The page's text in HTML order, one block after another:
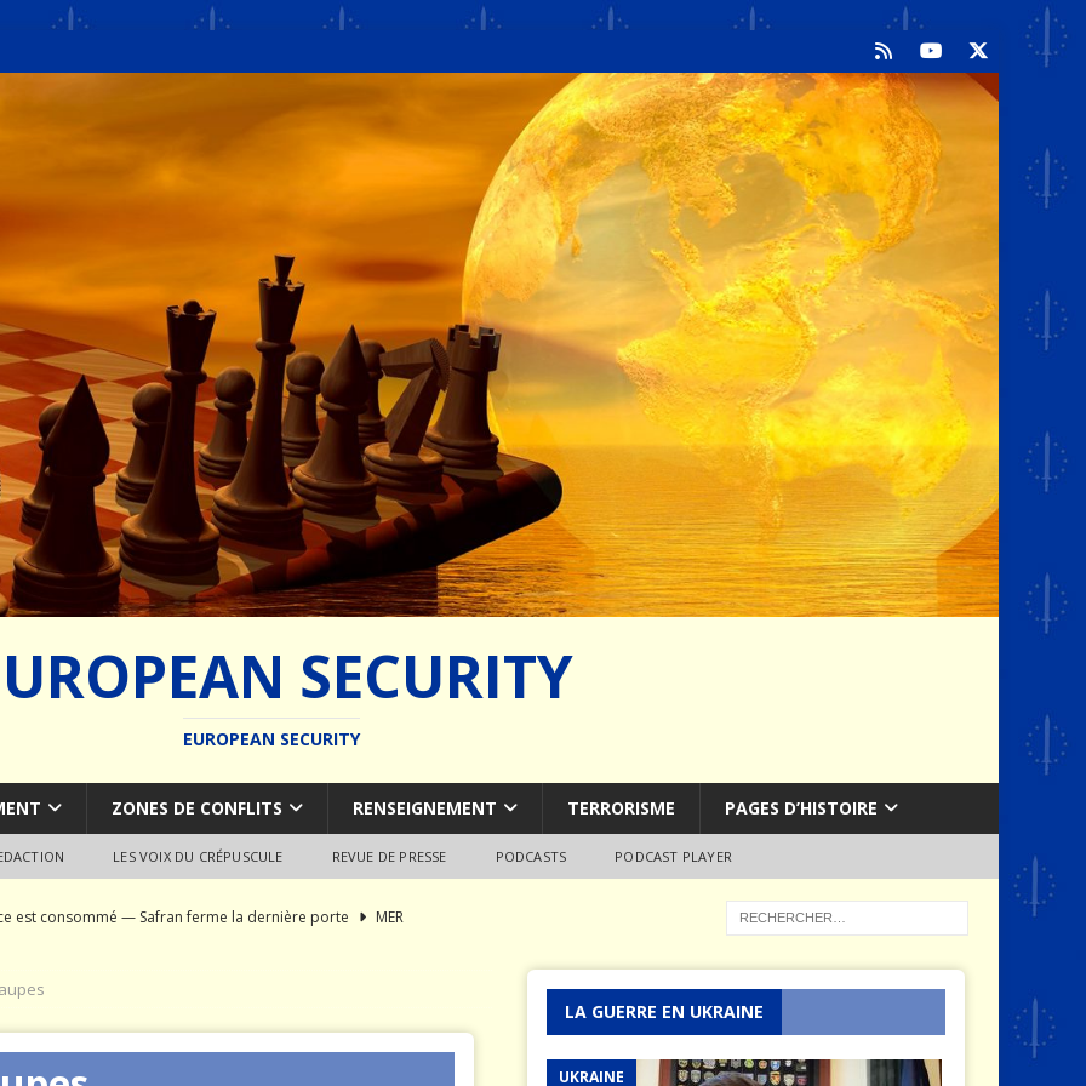
SECURITY
EUROPEAN SECURITY
ZONES DE CONFLITS RENSEIGNEMENT TERRORISME PAGES D’HISTOIRE
LES VOIX DU CRÉPUSCULE REVUE DE PRESSE PODCASTS PODCAST PLAYER
est consommé — Safran ferme la dernière porte
MER
paie trois fois
LA GUERRE EN UKRAINE
UKRAINE